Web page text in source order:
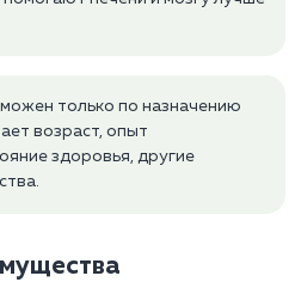
только по назначению
возраст, опыт
здоровья, другие